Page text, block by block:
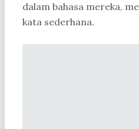
dalam bahasa mereka,
kata sederhana.